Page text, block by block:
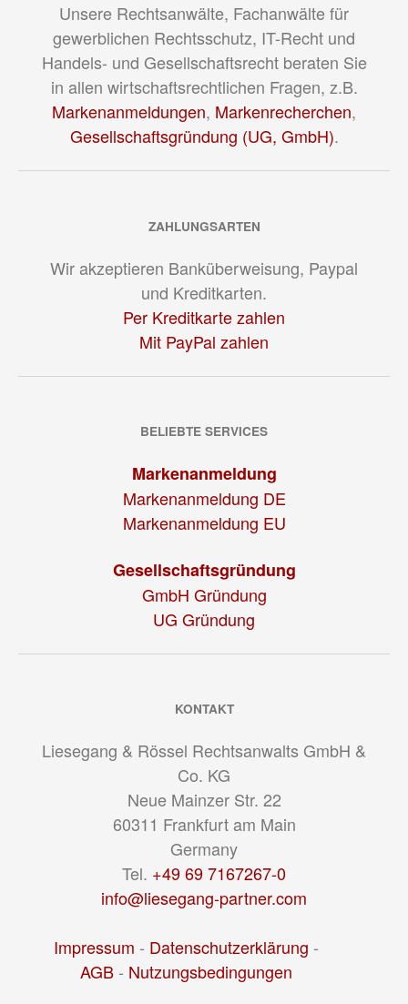
Unsere Rechtsanwälte, Fachanwälte für
gewerblichen Rechtsschutz, IT-Recht und
Handels- und Gesellschaftsrecht beraten Sie
in allen wirtschaftsrechtlichen Fragen, z.B.
Markenanmeldungen, Markenrecherchen,
Gesellschaftsgründung (UG, GmbH).
ZAHLUNGSARTEN
Wir akzeptieren Banküberweisung, Paypal
und Kreditkarten.
Per Kreditkarte zahlen
Mit PayPal zahlen
BELIEBTE SERVICES
Markenanmeldung
Markenanmeldung DE
Markenanmeldung EU
Gesellschaftsgründung
GmbH Gründung
UG Gründung
KONTAKT
Liesegang & Rössel Rechtsanwalts GmbH &
Co. KG
Neue Mainzer Str. 22
60311 Frankfurt am Main
Germany
Tel. +49 69 7167267-0
info@liesegang-partner.com
Impressum - Datenschutzerklärung -
AGB- Nutzungsbedingungen